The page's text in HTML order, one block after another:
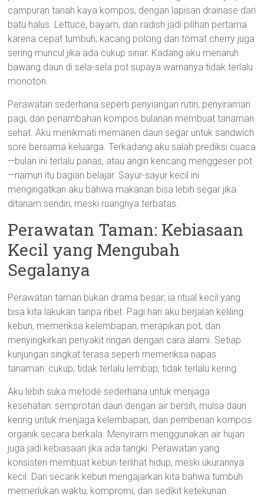
campuran tanah kaya kompos, dengan lapisan drainase dari
batu halus. Lettuce, bayam, dan radish jadi pilihan pertama
karena cepat tumbuh; kacang polong dan tomat cherry juga
sering muncul jika ada cukup sinar. Kadang aku menaruh
bawang daun di sela-sela pot supaya warnanya tidak terlalu
monoton.
Perawatan sederhana seperti penyiangan rutin, penyiraman
pagi, dan penambahan kompos bulanan membuat tanaman
sehat. Aku menikmati memanen daun segar untuk sandwich
sore bersama keluarga. Terkadang aku salah prediksi cuaca
—bulan ini terlalu panas, atau angin kencang menggeser pot
—namun itu bagian belajar. Sayur-sayur kecil ini
mengingatkan aku bahwa makanan bisa lebih segar jika
ditanam sendiri, meski ruangnya terbatas.
Perawatan Taman: Kebiasaan
Kecil yang Mengubah
Segalanya
Perawatan taman bukan drama besar; ia ritual kecil yang
bisa kita lakukan tanpa ribet. Pagi hari aku berjalan keliling
kebun, memeriksa kelembapan, merapikan pot, dan
menyingkirkan penyakit ringan dengan cara alami. Setiap
kunjungan singkat terasa seperti memeriksa napas
tanaman: cukup, tidak terlalu lembap, tidak terlalu kering.
Aku lebih suka metode sederhana untuk menjaga
kesehatan: semprotan daun dengan air bersih, mulsa daun
kering untuk menjaga kelembapan, dan pemberian kompos
organik secara berkala. Menyiram menggunakan air hujan
juga jadi kebiasaan jika ada tangki. Perawatan yang
konsisten membuat kebun terlihat hidup, meski ukurannya
kecil. Dan secarik kebun mengajarkan kita bahwa tumbuh
memerlukan waktu, kompromi, dan sedikit ketekunan.